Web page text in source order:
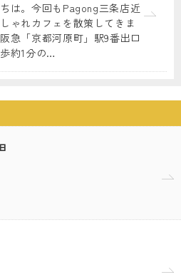
は。今回もPagong三条店近
ゃれカフェを散策してきま
急「京都河原町」駅9番出口
約1分の…